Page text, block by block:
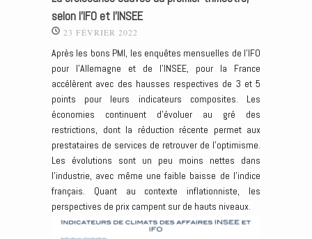
selon l’IFO et l’INSEE
23 FÉVRIER 2022
Après les bons PMI, les enquêtes mensuelles de l’IFO
pour l’Allemagne et de l’INSEE, pour la France
accélèrent avec des hausses respectives de 3 et 5
points pour leurs indicateurs composites. Les
économies continuent d’évoluer au gré des
restrictions, dont la réduction récente permet aux
prestataires de services de retrouver de l’optimisme.
Les évolutions sont un peu moins nettes dans
l’industrie, avec même une faible baisse de l’indice
français. Quant au contexte inflationniste, les
perspectives de prix campent sur de hauts niveaux.